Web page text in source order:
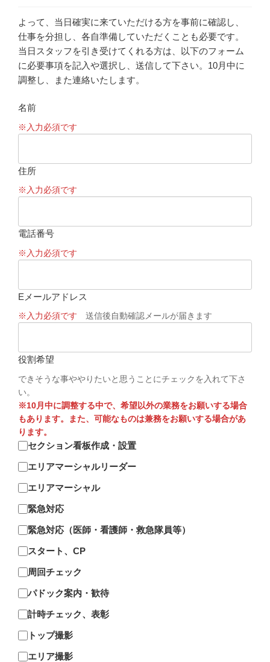
よって、当日確実に来ていただける方を事前に確認し、
仕事を分担し、各自準備していただくことも必要です。
当日スタッフを引き受けてくれる方は、以下のフォーム
に必要事項を記入や選択し、送信して下さい。10月中に
調整し、また連絡いたします。
名前
※入力必須です
住所
※入力必須です
電話番号
※入力必須です
Eメールアドレス
※入力必須です 送信後自動確認メールが届きます
役割希望
できそうな事ややりたいと思うことにチェックを入れて下さ
い。
※10月中に調整する中で、希望以外の業務をお願いする場合
もあります。また、可能なものは兼務をお願いする場合があ
ります。
セクション看板作成・設置
エリアマーシャルリーダー
エリアマーシャル
緊急対応
緊急対応（医師・看護師・救急隊員等）
スタート、CP
周回チェック
パドック案内・歓待
計時チェック、表彰
トップ撮影
エリア撮影